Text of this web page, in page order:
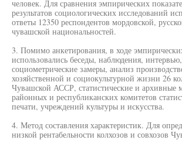
человек. Для сравнения эмпирических
результатов социологических исследований
ответы 12350 респондентов мордовской,
чувашской национальностей.
3. Помимо анкетирования, в ходе
использовались беседы, наблюдения,
социометрические замеры, анализ
хозяйственной и социокультурной жизни 26
Чувашской АССР, статистические и архивные
районных и республиканских комитетов
печати, учреждений культуры и искусства.
4. Метод составления характеристик. Для
низкой рентабельности колхозов и совхозов